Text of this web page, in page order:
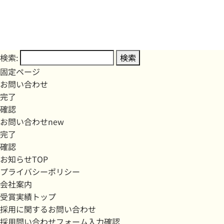
検索:
固定ページ
お問い合わせ
完了
確認
お問い合わせnew
完了
確認
お知らせTOP
プライバシーポリシー
会社案内
受賞実績トップ
採用に関するお問い合わせ
採用問い合わせフォーム入力確認